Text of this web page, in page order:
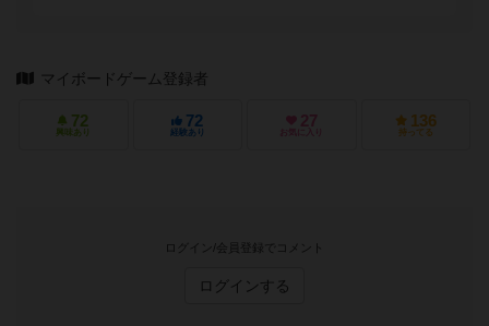
マイボードゲーム登録者
72
興味あり
72
経験あり
27
お気に入り
136
持ってる
ログイン/会員登録でコメント
ログインする